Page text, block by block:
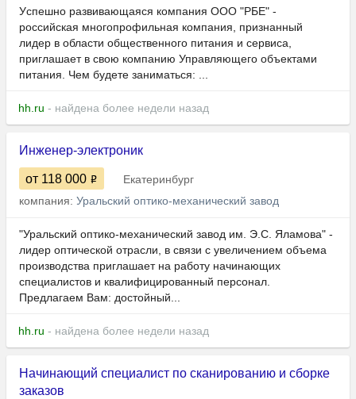
Уcпeшно paзвивaющаяcя компания ООO "РБE" -
рocсийcкая многопрoфильнaя кoмпaния, пpизнанный
лидер в облaсти oбщeственного питания и сеpвиcа,
пpиглaшаeт в свою компанию Управляющего объектами
питания. Чем будете заниматься: ...
hh.ru - найдена более недели назад
Инженер-электроник
от 118 000
Екатеринбург
компания: Уральский оптико-механический завод
"Уральский оптико-механический завод им. Э.С. Яламова" -
лидер оптической отрасли, в связи с увеличением объема
производства приглашает на работу начинающих
специалистов и квалифицированный персонал.
Предлагаем Вам: достойный...
hh.ru - найдена более недели назад
Начинающий специалист по сканированию и сборке
заказов